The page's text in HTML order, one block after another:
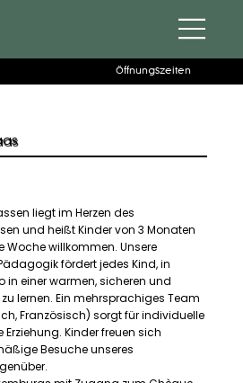
Öffnungszeiten
liegt im Herzen des
und heißt Kinder von 3 Monaten
Woche willkommen. Unsere
fördert jedes Kind, in
in einer warmen, sicheren und
lernen. Ein mehrsprachiges Team
Französisch) sorgt für individuelle
Kinder freuen sich
Besuche unseres